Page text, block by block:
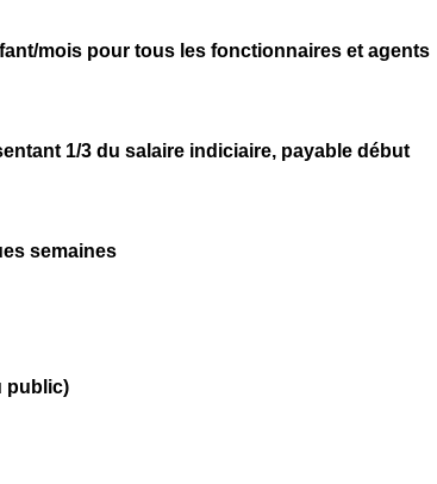
mois pour tous les fonctionnaires et agents
1/3 du salaire indiciaire, payable début
semaines
public)